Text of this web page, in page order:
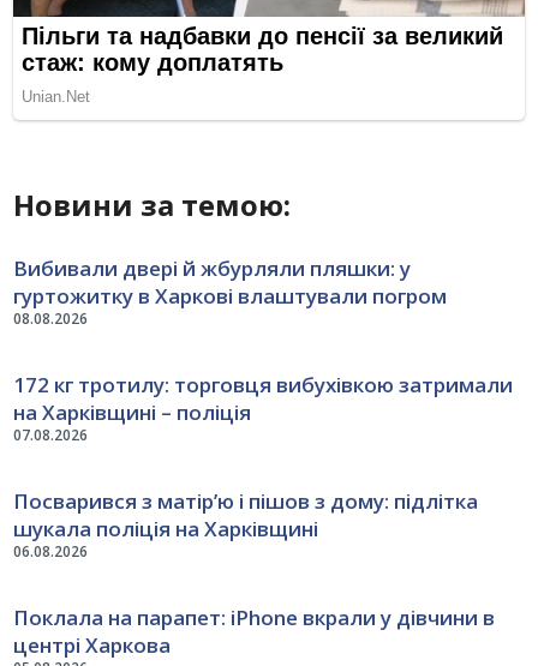
Новини за темою:
08.08.2026
Вибивали двері й жбурляли пляшки: у
гуртожитку в Харкові влаштували погром
07.08.2026
172 кг тротилу: торговця вибухівкою затримали
на Харківщині – поліція
06.08.2026
Посварився з матір’ю і пішов з дому: підлітка
шукала поліція на Харківщині
Поклала на парапет: iPhone вкрали у дівчини в
центрі Харкова